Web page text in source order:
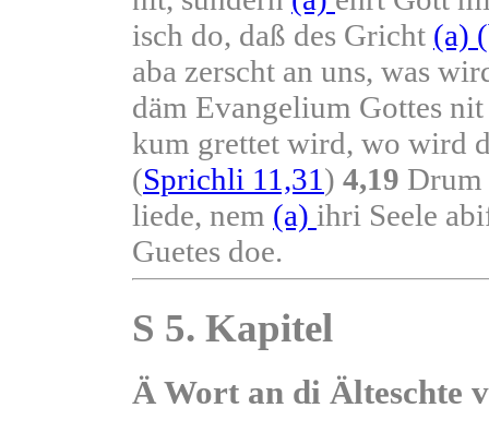
isch do, daß des Gricht (a)
aba zerscht an uns, was
däm Evangelium Gottes
kum grettet wird, wo wird
(Sprichli 11,31) 4,19 Drum
liede, nem (a) ihri Seele
Guetes doe.
S 5. Kapitel
Ä Wort an di Älteschte